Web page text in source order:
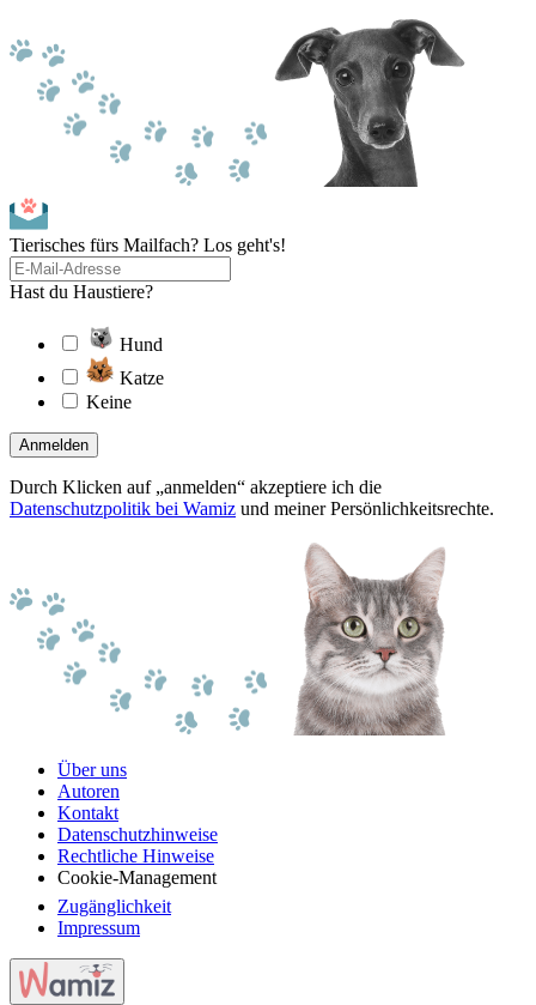
Tierisches fürs Mailfach? Los geht's!
Hast du Haustiere?
Hund
Katze
Keine
Anmelden
Durch Klicken auf „anmelden“ akzeptiere ich die
Datenschutzpolitik bei Wamiz und meiner Persönlichkeitsrechte.
Über uns
Autoren
Kontakt
Datenschutzhinweise
Rechtliche Hinweise
Cookie-Management
Zugänglichkeit
Impressum